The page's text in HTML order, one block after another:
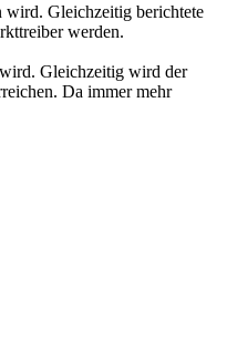
wird. Gleichzeitig berichtete
werden.
Gleichzeitig wird der
Da immer mehr